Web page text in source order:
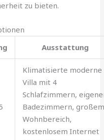
zu bieten.
Ausstattung
Klimatisierte moderne
Villa mit 4
Schlafzimmern,
Badezimmern,
Wohnbereich,
kostenlosem Internet